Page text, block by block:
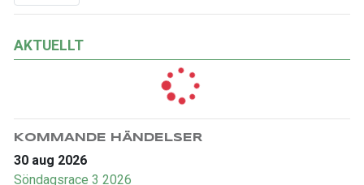
AKTUELLT
KOMMANDE HÄNDELSER
30 aug 2026
Söndagsrace 3 2026